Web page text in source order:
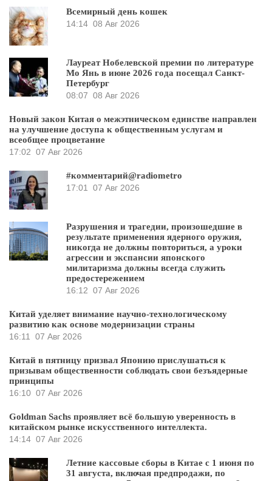
Всемирный день кошек
14:14 08 Авг 2026
Лауреат Нобелевской премии по литературе
Мо Янь в июне 2026 года посещал Санкт-
Петербург
08:07 08 Авг 2026
Новый закон Китая о межэтническом единстве направлен
на улучшение доступа к общественным услугам и
всеобщее процветание
17:02 07 Авг 2026
#комментарий@radiometro
17:01
07 Авг 2026
Разрушения и трагедии, произошедшие в
результате применения ядерного оружия,
никогда не должны повториться, а уроки
агрессии и экспансии японского
милитаризма должны всегда служить
предостережением
16:12 07 Авг 2026
Китай уделяет внимание научно-технологическому
развитию как основе модернизации страны
16:11
07 Авг 2026
Китай в пятницу призвал Японию прислушаться к
призывам общественности соблюдать свои безъядерные
принципы
16:10 07 Авг 2026
Goldman Sachs проявляет всё большую уверенность в
китайском рынке искусственного интеллекта.
14:14 07 Авг 2026
Летние кассовые сборы в Китае с 1 июня по
31 августа, включая предпродажи, по